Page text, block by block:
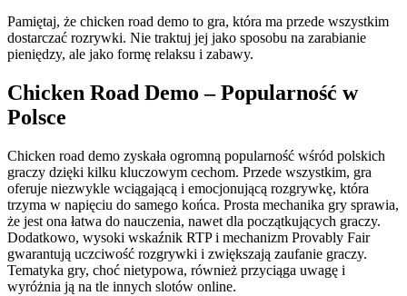
Pamiętaj, że chicken road demo to gra, która ma przede wszystkim
dostarczać rozrywki. Nie traktuj jej jako sposobu na zarabianie
pieniędzy, ale jako formę relaksu i zabawy.
Chicken Road Demo – Popularność w
Polsce
Chicken road demo zyskała ogromną popularność wśród polskich
graczy dzięki kilku kluczowym cechom. Przede wszystkim, gra
oferuje niezwykle wciągającą i emocjonującą rozgrywkę, która
trzyma w napięciu do samego końca. Prosta mechanika gry sprawia,
że jest ona łatwa do nauczenia, nawet dla początkujących graczy.
Dodatkowo, wysoki wskaźnik RTP i mechanizm Provably Fair
gwarantują uczciwość rozgrywki i zwiększają zaufanie graczy.
Tematyka gry, choć nietypowa, również przyciąga uwagę i
wyróżnia ją na tle innych slotów online.